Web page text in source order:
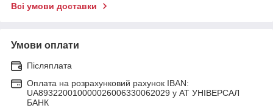
Всі умови доставки
Умови оплати
Післяплата
Оплата на розрахунковий рахунок IBAN:
UA893220010000026006330062029 у АТ УНІВЕРСАЛ
БАНК